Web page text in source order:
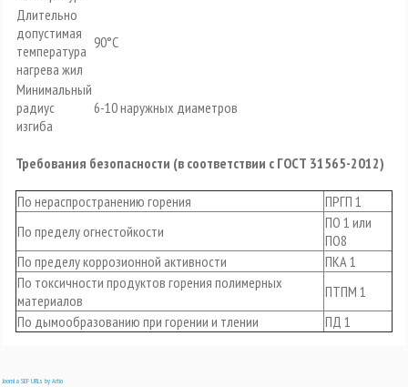
Длительно
допустимая
температура
нагрева жил
90°С
Минимальный
радиус
изгиба
6-10 наружных диаметров
Требования безопасности (в соответствии с ГОСТ 31565-2012)
По нераспространению горения
ПРГП 1
По пределу огнестойкости
ПО 1 или
ПО8
По пределу коррозионной активности
ПКА 1
По токсичности продуктов горения полимерных
материалов
ПТПМ 1
По дымообразованию при горении и тлении
ПД 1
Joomla SEF URLs by Artio